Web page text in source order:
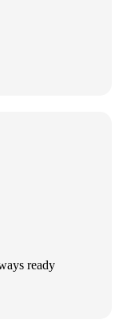
ready